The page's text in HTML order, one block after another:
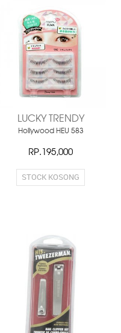
LUCKY TRENDY
Hollywood HEU 583
RP.195,000
STOCK KOSONG